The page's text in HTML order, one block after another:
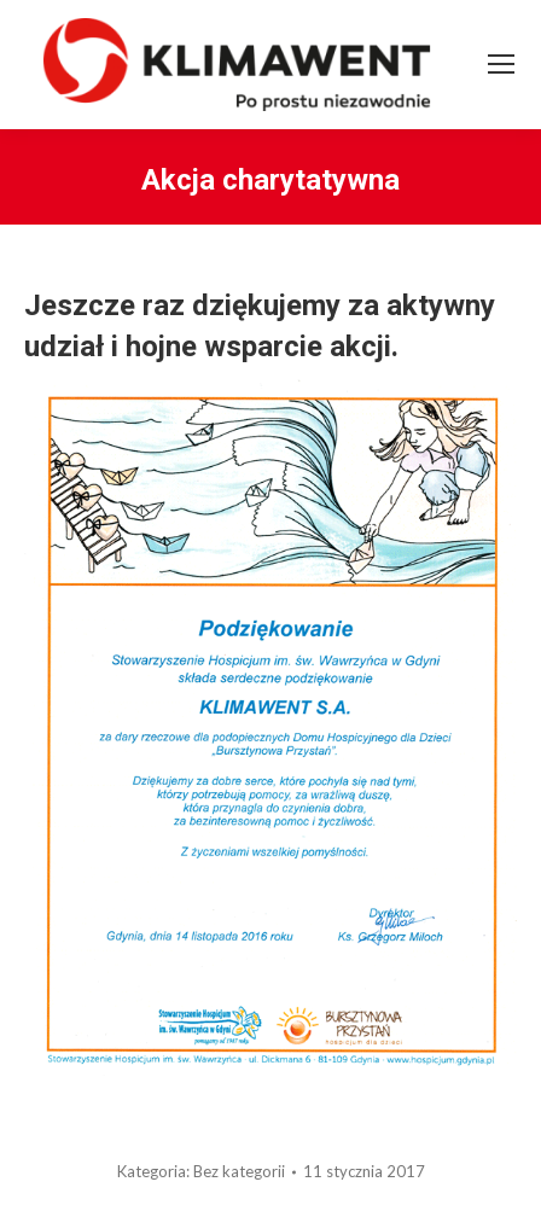
Akcja charytatywna
Jeszcze raz dziękujemy za aktywny
udział i hojne wsparcie akcji.
Kategoria:Bez kategorii 11 stycznia 2017